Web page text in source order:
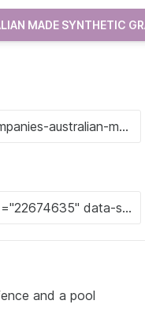
MADE SYNTHETIC
and a pool